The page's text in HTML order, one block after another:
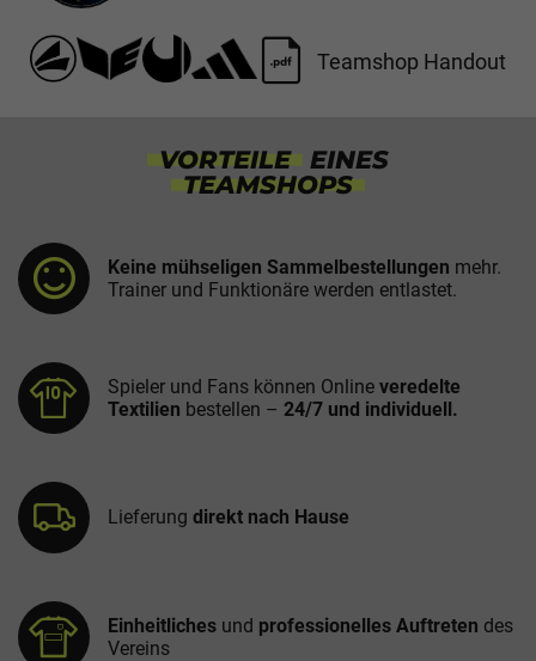
Teamshop Handout
VORTEILE
EINES
TEAMSHOPS
Keine mühseligen Sammelbestellungen mehr.
Trainer und Funktionäre werden entlastet.
Spieler und Fans können Online veredelte
Textilien bestellen – 24/7 und individuell.
Lieferung direkt nach Hause
Einheitliches und professionelles Auftreten des
Vereins